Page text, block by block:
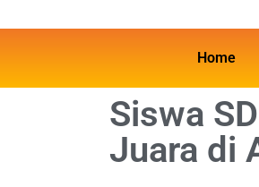
Home
Siswa
Juara di